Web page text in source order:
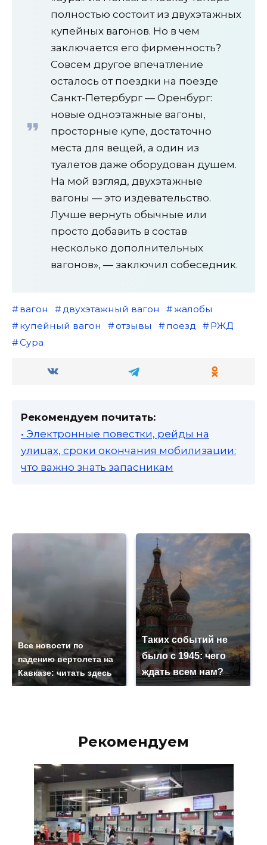
полностью состоит из двухэтажных
купейных вагонов. Но в чем
заключается его фирменность?
Совсем другое впечатление
осталось от поездки на поезде
Санкт-Петербург — Оренбург:
новые одноэтажные вагоны,
просторные купе, достаточно
места для вещей, а один из
туалетов даже оборудован душем.
На мой взгляд, двухэтажные
вагоны — это издевательство.
Лучше вернуть обычные или
просто добавить в состав
несколько дополнительных
вагонов», — заключил собеседник.
вагон двухэтажный вагон
жалобы
купейный вагон
отзывы поезд
РЖД
Сура
Рекомендуем почитать:
• Электронные повестки, рейды на
улицах, сроки окончания мобилизации:
что важно знать запасникам
Все новости по
падению вертолета на
Кавказе: читать здесь
Таких событий не
было с 1945: чего
ждать всем нам?
Рекомендуем